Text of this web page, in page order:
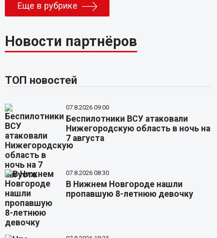
Еще в рубрике
Новости партнёров
ТОП новостей
07.8.2026 09:00
Беспилотники ВСУ атаковали
Нижегородскую область в ночь на
7 августа
07.8.2026 08:30
В Нижнем Новгороде нашли
пропавшую 8-летнюю девочку